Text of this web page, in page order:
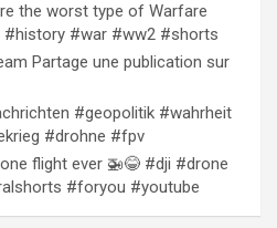
the worst type of Warfare
#history #war #ww2 #shorts
Partage une publication sur
#geopolitik #wahrheit
#drohne #fpv
flight ever 🚁😂 #dji #drone
#foryou #youtube